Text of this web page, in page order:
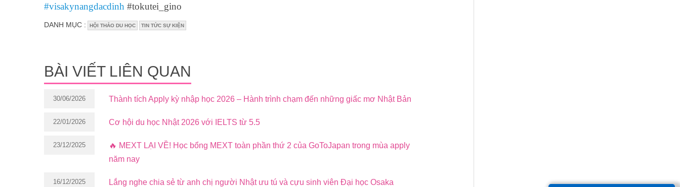
#visakynangdacdinh #tokutei_gino
DANH MỤC : HỘI THẢO DU HỌC TIN TỨC SỰ KIỆN
BÀI VIẾT LIÊN QUAN
30/06/2026 Thành tích Apply kỳ nhập học 2026 – Hành trình chạm đến những giấc mơ Nhật Bản
22/01/2026 Cơ hội du học Nhật 2026 với IELTS từ 5.5
23/12/2025
🔥 MEXT LẠI VỀ! Học bổng MEXT toàn phần thứ 2 của GoToJapan trong mùa apply
năm nay
16/12/2025 Lắng nghe chia sẻ từ anh chị người Nhật ưu tú và cựu sinh viên Đại học Osaka